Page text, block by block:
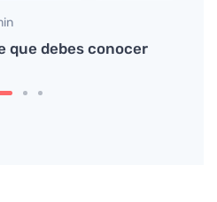
que debes conocer